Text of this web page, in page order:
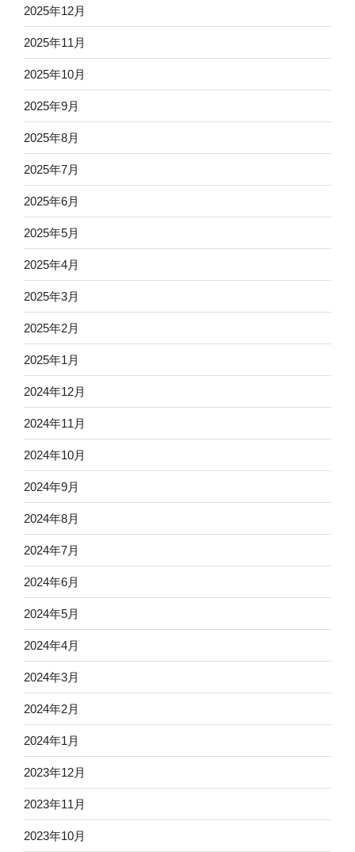
2025年12月
2025年11月
2025年10月
2025年9月
2025年8月
2025年7月
2025年6月
2025年5月
2025年4月
2025年3月
2025年2月
2025年1月
2024年12月
2024年11月
2024年10月
2024年9月
2024年8月
2024年7月
2024年6月
2024年5月
2024年4月
2024年3月
2024年2月
2024年1月
2023年12月
2023年11月
2023年10月